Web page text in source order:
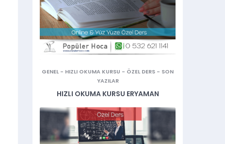
GENEL - HIZLI OKUMA KURSU - ÖZEL DERS - SON
YAZILAR
HIZLI OKUMA KURSU ERYAMAN